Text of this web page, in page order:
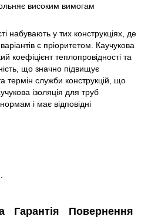
високим вимогам
набувають у тих конструкціях, де
варіантів є пріоритетом. Каучукова
коефіцієнт теплопровідності та
що значно підвищує
термін служби конструкцій, що
ізоляція для труб
і має відповідні
Гарантія Повернення